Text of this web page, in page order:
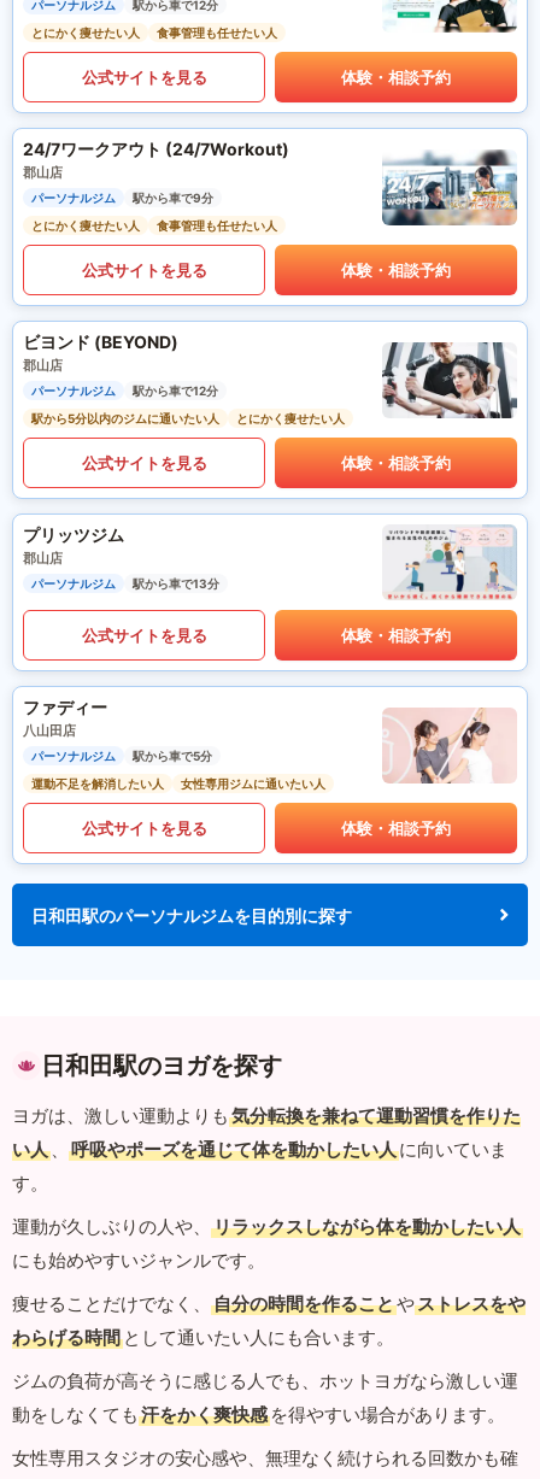
パーソナルジム
駅から車で12分
とにかく痩せたい人
食事管理も任せたい人
公式サイトを見る 体験・相談予約
24/7ワークアウト (24/7Workout)
郡山店
パーソナルジム
駅から車で9分
とにかく痩せたい人
食事管理も任せたい人
公式サイトを見る 体験・相談予約
ビヨンド (BEYOND)
郡山店
パーソナルジム
駅から車で12分
駅から5分以内のジムに通いたい人
とにかく痩せたい人
公式サイトを見る 体験・相談予約
プリッツジム
郡山店
パーソナルジム 駅から車で13分
公式サイトを見る 体験・相談予約
ファディー
八山田店
パーソナルジム
駅から車で5分
運動不足を解消したい人
女性専用ジムに通いたい人
公式サイトを見る 体験・相談予約
日和田駅のパーソナルジムを目的別に探す
日和田駅のヨガを探す
ヨガは、激しい運動よりも 気分転換を兼ねて運動習慣を作りた
い人 、 呼吸やポーズを通じて体を動かしたい人に向いていま
す。
運動が久しぶりの人や、
リラックスしながら体を動かしたい人
にも始めやすいジャンルです。
痩せることだけでなく、
自分の時間を作ることやストレスをや
わらげる時間 として通いたい人にも合います。
ジムの負荷が高そうに感じる人でも、ホットヨガなら激しい運
動をしなくても 汗をかく爽快感 を得やすい場合があります。
女性専用スタジオの安心感や、無理なく続けられる回数かも確